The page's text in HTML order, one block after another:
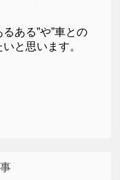
ある”や”車との
と思います。